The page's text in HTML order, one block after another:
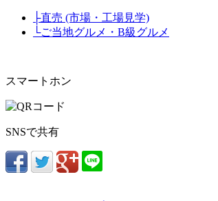
├直売 (市場・工場見学)
└ご当地グルメ・B級グルメ
スマートホン
SNSで共有